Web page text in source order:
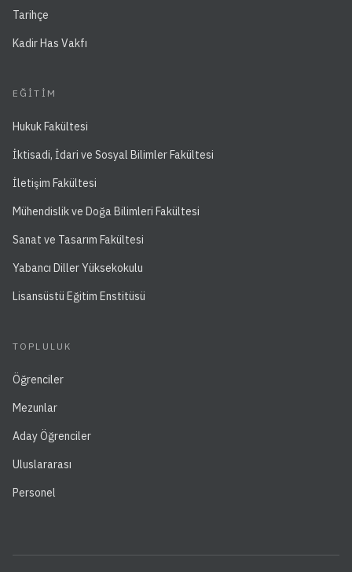
Tarihçe
Kadir Has Vakfı
EĞITIM
Hukuk Fakültesi
İktisadi, İdari ve Sosyal Bilimler Fakültesi
İletişim Fakültesi
Mühendislik ve Doğa Bilimleri Fakültesi
Sanat ve Tasarım Fakültesi
Yabancı Diller Yüksekokulu
Lisansüstü Eğitim Enstitüsü
TOPLULUK
Öğrenciler
Mezunlar
Aday Öğrenciler
Uluslararası
Personel